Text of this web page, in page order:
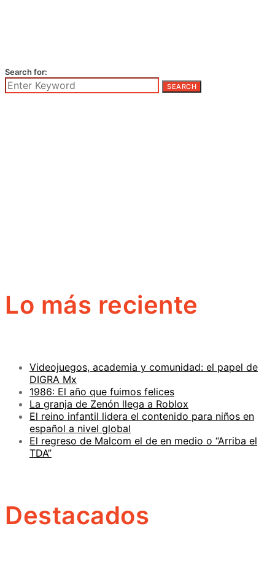
Search for:
SEARCH
Lo más reciente
Videojuegos, academia y comunidad: el papel de
DIGRA Mx
1986: El año que fuimos felices
La granja de Zenón llega a Roblox
El reino infantil lidera el contenido para niños en
español a nivel global
El regreso de Malcom el de en medio o “Arriba el
TDA”
Destacados